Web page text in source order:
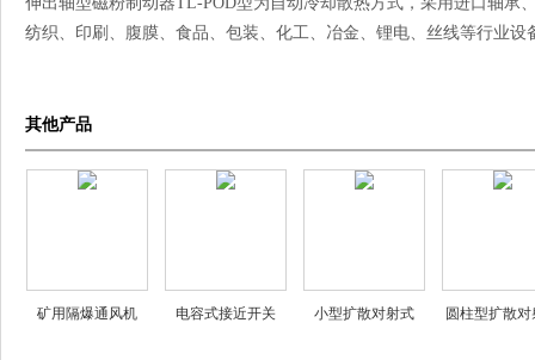
纺织、印刷、腹膜、食品、包装、化工、冶金、锂电、丝线等行业设
其他产品
矿用隔爆通风机 电容式接近开关 小型扩散对射式 圆柱型扩散对